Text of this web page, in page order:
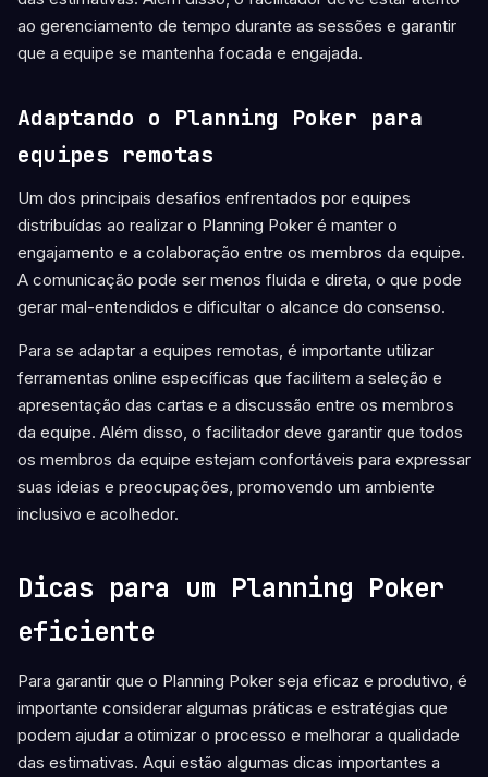
ao gerenciamento de tempo durante as sessões e garantir
que a equipe se mantenha focada e engajada.
Adaptando o Planning Poker para
equipes remotas
Um dos principais desafios enfrentados por equipes
distribuídas ao realizar o Planning Poker é manter o
engajamento e a colaboração entre os membros da equipe.
A comunicação pode ser menos fluida e direta, o que pode
gerar mal-entendidos e dificultar o alcance do consenso.
Para se adaptar a equipes remotas, é importante utilizar
ferramentas online específicas que facilitem a seleção e
apresentação das cartas e a discussão entre os membros
da equipe. Além disso, o facilitador deve garantir que todos
os membros da equipe estejam confortáveis para expressar
suas ideias e preocupações, promovendo um ambiente
inclusivo e acolhedor.
Dicas para um Planning Poker
eficiente
Para garantir que o Planning Poker seja eficaz e produtivo, é
importante considerar algumas práticas e estratégias que
podem ajudar a otimizar o processo e melhorar a qualidade
das estimativas. Aqui estão algumas dicas importantes a